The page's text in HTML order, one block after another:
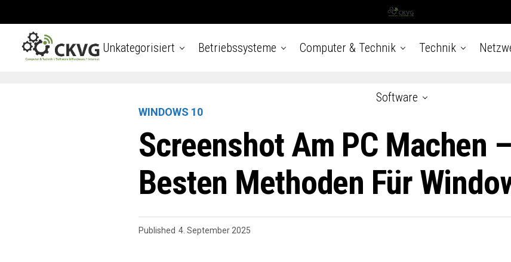
Unkategorisiert Betriebssysteme Computer & Technik Technik
Software
WINDOWS 10
Screenshot Am PC Machen
Besten Methoden Für
Published 4. September 2025